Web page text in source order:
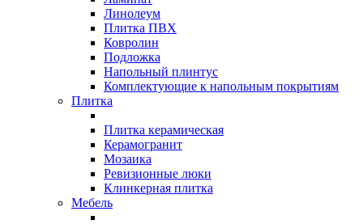
Линолеум
Плитка ПВХ
Ковролин
Подложка
Напольный плинтус
Комплектующие к напольным покрытиям
Плитка
Плитка керамическая
Керамогранит
Мозаика
Ревизионные люки
Клинкерная плитка
Мебель